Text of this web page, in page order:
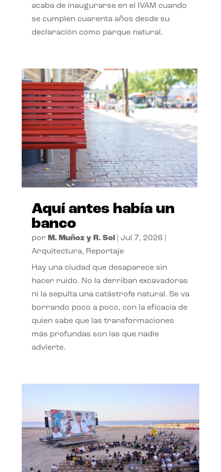
acaba de inaugurarse en el IVAM cuando
se cumplen cuarenta años desde su
declaración como parque natural.
Aquí antes había un
banco
por M. Muñoz y R. Sol Jul 7, 2026
Arquitectura, Reportaje
Hay una ciudad que desaparece sin
hacer ruido. No la derriban excavadoras
ni la sepulta una catástrofe natural. Se va
borrando poco a poco, con la eficacia de
quien sabe que las transformaciones
más profundas son las que nadie
advierte.